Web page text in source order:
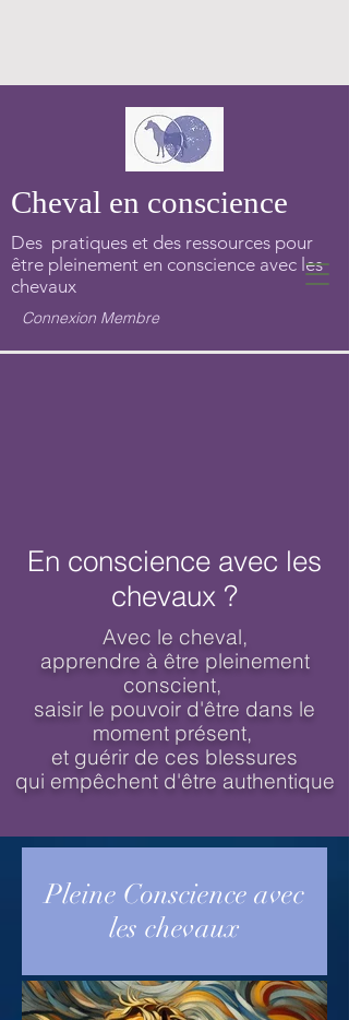
Cheval en conscience
Des pratiques et des ressources pour
être pleinement en conscience avec les
chevaux
Connexion Membre
En conscience avec les
chevaux ?
Avec le cheval,
apprendre à être pleinement
conscient,
saisir le pouvoir d'être dans le
moment présent,
et guérir de ces blessures
qui empêchent d'être authentique
Pleine Conscience avec
les chevaux